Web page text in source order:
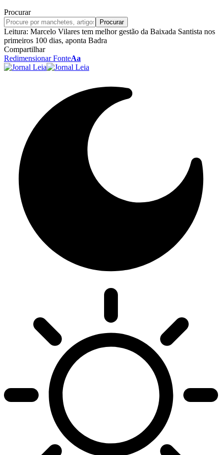
Procurar
Leitura: Marcelo Vilares tem melhor gestão da Baixada Santista nos
primeiros 100 dias, aponta Badra
Compartilhar
Redimensionar FonteAa